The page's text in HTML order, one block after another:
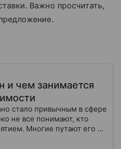
Важно просчитать,
и чем занимается
стало привычным в сфере
не все понимают, кто
Многие путают его с
это одно и то же. На